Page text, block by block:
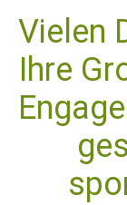
Vielen
Ihre